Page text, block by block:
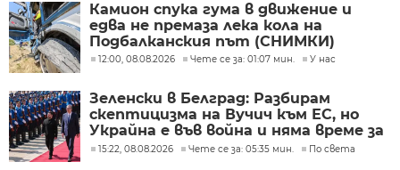
Камион спука гума в движение и
едва не премаза лека кола на
Подбалканския път (СНИМКИ)
12:00, 08.08.2026 Чете се за: 01:07 мин. У нас
Зеленски в Белград: Разбирам
скептицизма на Вучич към ЕС, но
Украйна е във война и няма време за
скептицизъм
15:22, 08.08.2026 Чете се за: 05:35 мин. По света